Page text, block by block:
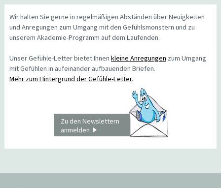
Wir halten Sie gerne in regelmäßigen Abständen über Neuigkeiten
und Anregungen zum Umgang mit den Gefühlsmonstern und zu
unserem Akademie-Programm auf dem Laufenden.
Unser Gefühle-Letter bietet Ihnen kleine Anregungen zum Umgang
mit Gefühlen in aufeinander aufbauenden Briefen.
Mehr zum Hintergrund der Gefühle-Letter.
Zu den Newslettern
anmelden